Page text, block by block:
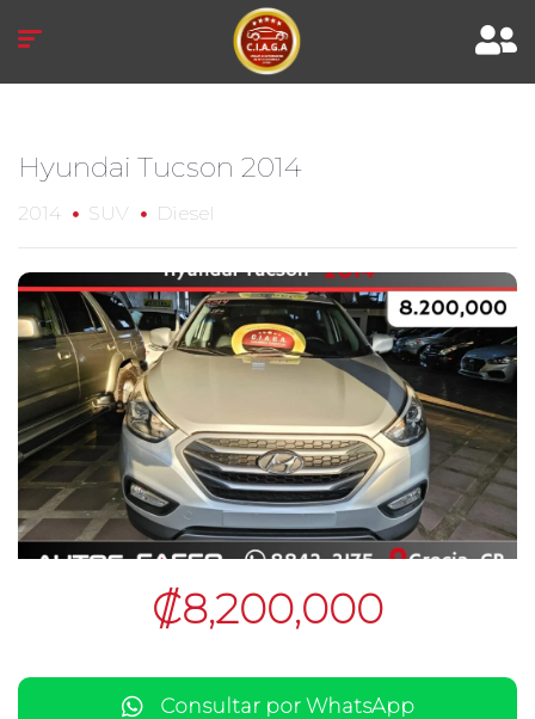
Hyundai Tucson 2014
2014 SUV Diesel
₡8,200,000
Consultar por WhatsApp